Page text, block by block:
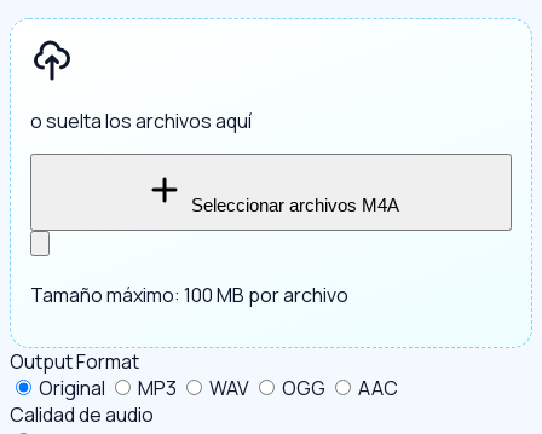
o suelta los archivos aquí
Seleccionar archivos M4A
Tamaño máximo: 100 MB por archivo
Output Format
Original
MP3 WAV OGG
AAC
Calidad de audio